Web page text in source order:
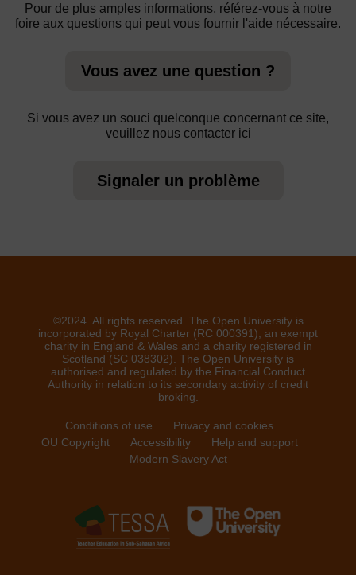
Pour de plus amples informations, référez-vous à notre
foire aux questions qui peut vous fournir l'aide nécessaire.
Vous avez une question ?
Si vous avez un souci quelconque concernant ce site,
veuillez nous contacter ici
Signaler un problème
©2024. All rights reserved. The Open University is
incorporated by Royal Charter (RC 000391), an exempt
charity in England & Wales and a charity registered in
Scotland (SC 038302). The Open University is
authorised and regulated by the Financial Conduct
Authority in relation to its secondary activity of credit
broking.
Conditions of use
Privacy and cookies
OU Copyright
Accessibility
Help and support
Modern Slavery Act